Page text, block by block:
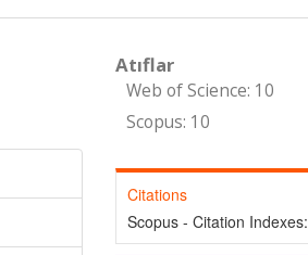
Atıflar
Web of Science: 10
Scopus: 10
Citations
Scopus - Citation Indexes: